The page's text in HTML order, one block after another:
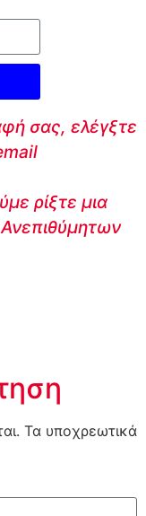
σας, ελέγξτε
ρίξτε μια
Τα υποχρεωτικά